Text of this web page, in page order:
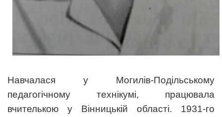
Навчалася у Могилів-Подільському
педагогічному технікумі, працювала
вчителькою у Вінницькій області. 1931-го